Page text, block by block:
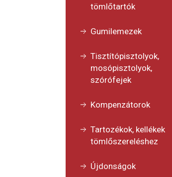
tömlőtartók
Gumilemezek
Tisztítópisztolyok,
mosópisztolyok,
szórófejek
Kompenzátorok
Tartozékok, kellékek
tömlőszereléshez
Újdonságok